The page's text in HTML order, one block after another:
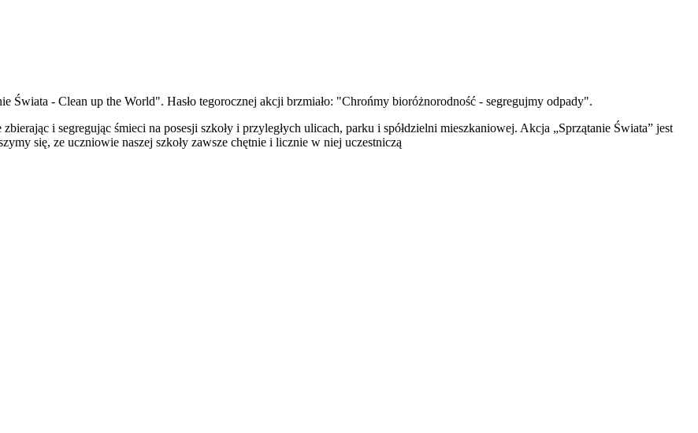
Świata - Clean up the World". Hasło tegorocznej akcji brzmiało: "Chrońmy bioróżnorodność - segregujmy odpady".
i segregując śmieci na posesji szkoły i przyległych ulicach, parku i spółdzielni mieszkaniowej. Akcja „Sprzątanie Świata” jest
się, ze uczniowie naszej szkoły zawsze chętnie i licznie w niej uczestniczą